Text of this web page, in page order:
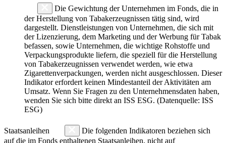
Die Gewichtung der Unternehmen im Fonds, die in
der Herstellung von Tabakerzeugnissen tätig sind, wird
dargestellt. Dienstleistungen von Unternehmen, die sich mit
der Lizenzierung, dem Marketing und der Werbung für Tabak
befassen, sowie Unternehmen, die wichtige Rohstoffe und
Verpackungsprodukte liefern, die speziell für die Herstellung
von Tabakerzeugnissen verwendet werden, wie etwa
Zigarettenverpackungen, werden nicht ausgeschlossen. Dieser
Indikator erfordert keinen Mindestanteil der Aktivitäten am
Umsatz. Wenn Sie Fragen zu den Unternehmensdaten haben,
wenden Sie sich bitte direkt an ISS ESG. (Datenquelle: ISS
ESG)
Staatsanleihen
Die folgenden Indikatoren beziehen sich
auf die im Fonds enthaltenen Staatsanleihen, nicht auf